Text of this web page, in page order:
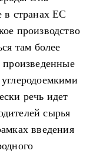
в странах ЕС
производство
там более
речь идет
сырья
введения